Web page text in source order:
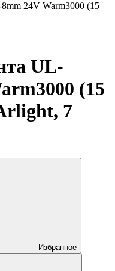
24V Warm3000 (15
UL-
(15
7
Избранное